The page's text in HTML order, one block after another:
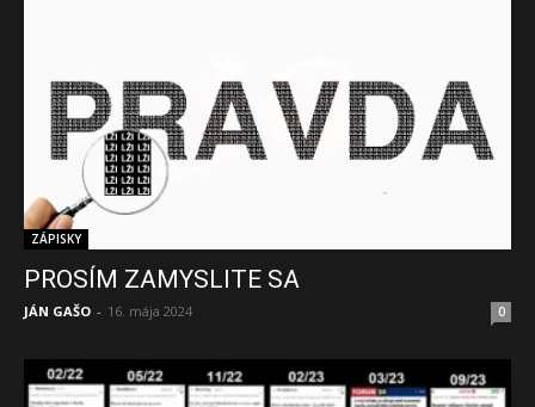
ZÁPISKY
PROSÍM ZAMYSLITE SA
JÁN GAŠO - 16. mája 2024 0